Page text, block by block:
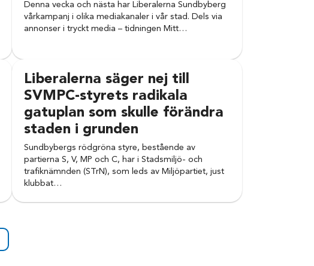
Denna vecka och nästa har Liberalerna Sundbyberg
vårkampanj i olika mediakanaler i vår stad. Dels via
annonser i tryckt media – tidningen Mitt…
Liberalerna säger nej till
SVMPC-styrets radikala
gatuplan som skulle förändra
staden i grunden
Sundbybergs rödgröna styre, bestående av
partierna S, V, MP och C, har i Stadsmiljö- och
trafiknämnden (STrN), som leds av Miljöpartiet, just
klubbat…